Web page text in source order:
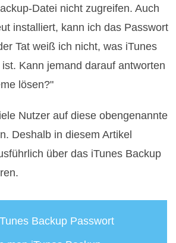
Datei nicht zugreifen. Auch
installiert, kann ich das Passwort
Tat weiß ich nicht, was iTunes
Kann jemand darauf antworten
lösen?"
Nutzer auf diese obengenannte
Deshalb in diesem Artikel
über das iTunes Backup
Backup Passwort